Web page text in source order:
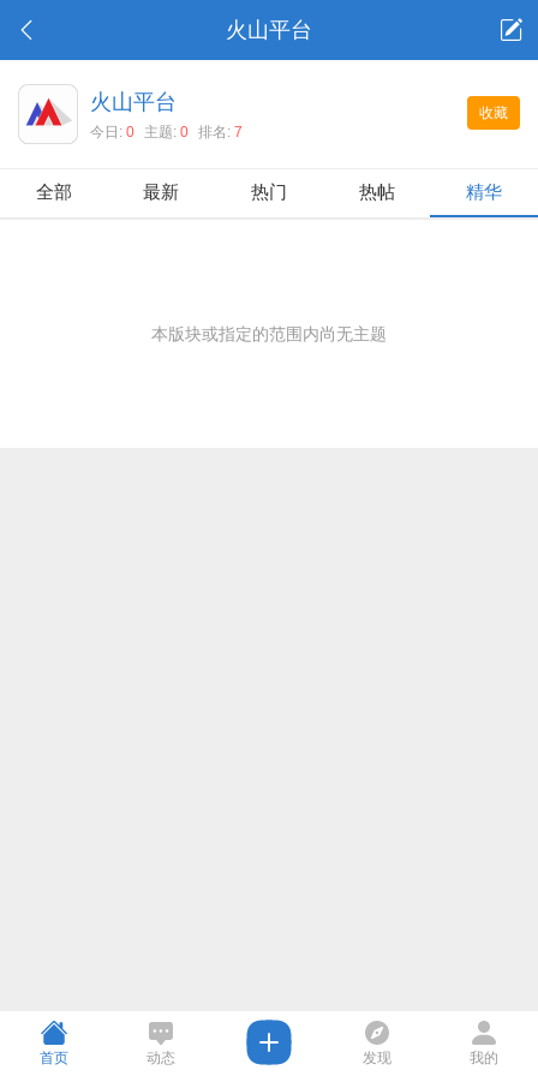
火山平台
收藏
火山平台
今日: 0 主题: 0 排名: 7
全部 最新 热门 热帖 精华
本版块或指定的范围内尚无主题
首页 动态 发现 我的